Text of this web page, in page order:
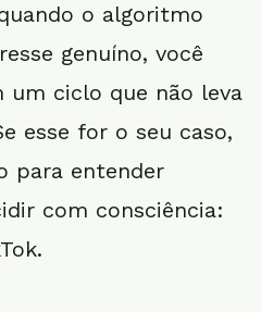
o algoritmo
genuíno, você
um ciclo que não leva
esse for o seu caso,
para entender
com consciência: